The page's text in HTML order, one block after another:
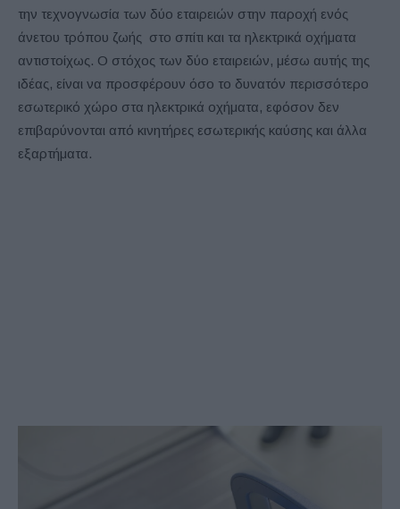
την τεχνογνωσία των δύο εταιρειών στην παροχή ενός
άνετου τρόπου ζωής στο σπίτι και τα ηλεκτρικά οχήματα
αντιστοίχως. Ο στόχος των δύο εταιρειών, μέσω αυτής της
ιδέας, είναι να προσφέρουν όσο το δυνατόν περισσότερο
εσωτερικό χώρο στα ηλεκτρικά οχήματα, εφόσον δεν
επιβαρύνονται από κινητήρες εσωτερικής καύσης και άλλα
εξαρτήματα.